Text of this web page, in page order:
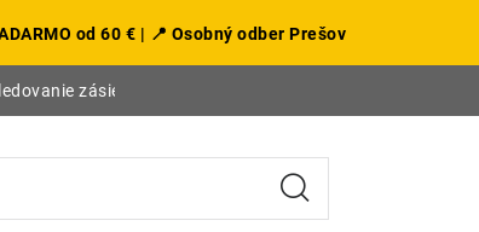
od 60 € | 📍 Osobný odber Prešov
zásielky